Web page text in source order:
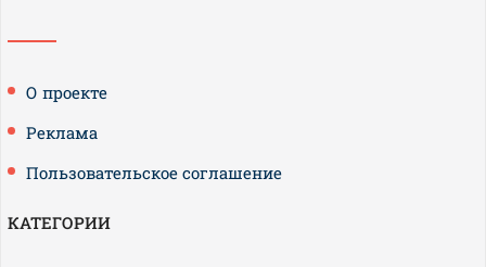
О проекте
Реклама
Пользовательское соглашение
КАТЕГОРИИ